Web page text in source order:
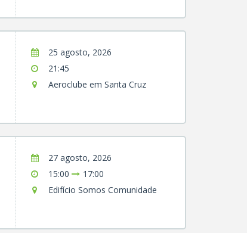
25 agosto, 2026
21:45
Aeroclube em Santa Cruz
27 agosto, 2026
15:00
17:00
Edifício Somos Comunidade